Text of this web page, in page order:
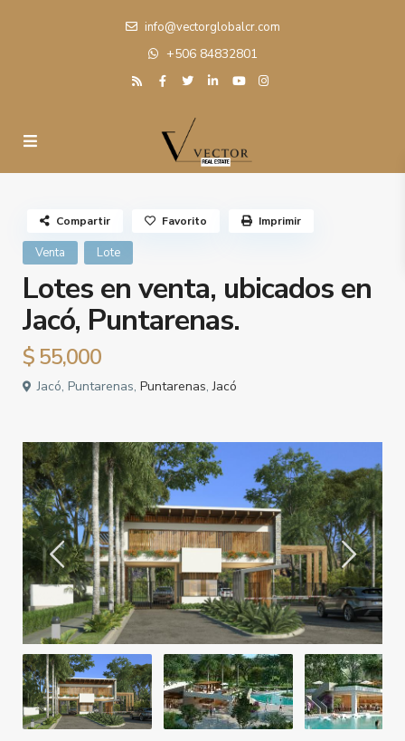
info@vectorglobalcr.com
+506 84832801
Venta Lote
Lotes en venta, ubicados en
Jacó, Puntarenas.
$ 55,000
Jacó, Puntarenas, Puntarenas,Jacó
Compartir Favorito Imprimir